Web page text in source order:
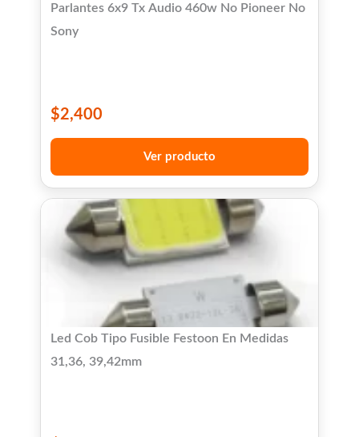
Parlantes 6x9 Tx Audio 460w No Pioneer No
Sony
$2,400
Ver producto
Led Cob Tipo Fusible Festoon En Medidas
31,36, 39,42mm